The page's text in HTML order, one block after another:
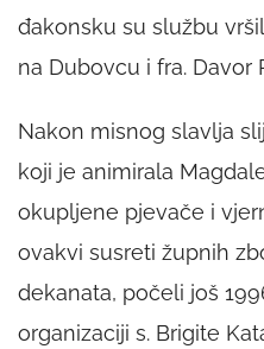
đakonsku su službu
na Dubovcu i fra. Davor
Nakon misnog slavlja
koji je animirala
okupljene pjevače i
ovakvi susreti župnih
dekanata, počeli još
organizaciji s. Brigite